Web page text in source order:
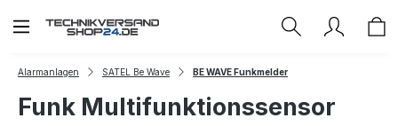
Zum Hauptinhalt springen
Alarmanlagen SATEL Be Wave BE WAVE Funkmelder
Funk Multifunktionssensor